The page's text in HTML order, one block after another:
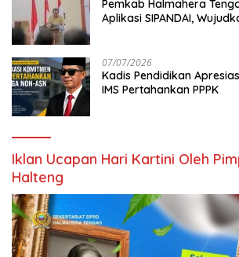
Pemkab Halmahera
Aplikasi SIPANDAI,
07/07/2026
Kadis Pendidikan
IMS Pertahankan PPPK
Iklan Ucapan Hari Kartini Oleh
Halteng